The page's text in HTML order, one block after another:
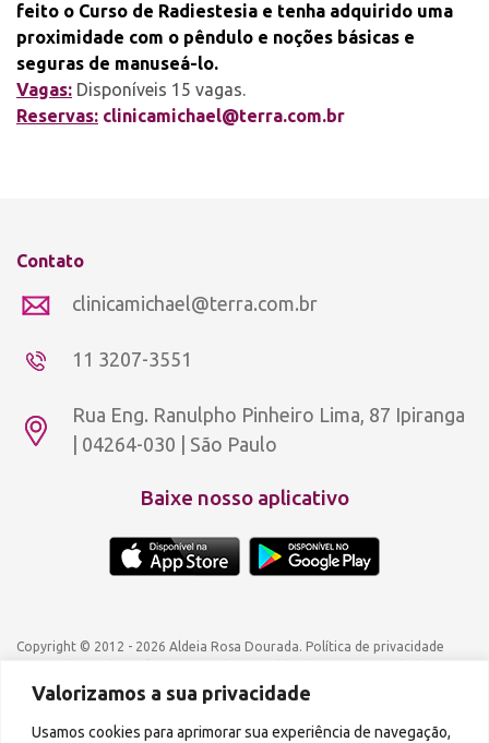
Valorizamos a sua privacidade
Usamos cookies para aprimorar sua experiência de navegação,
feito o Curso de Radiestesia e tenha adquirido uma
proximidade com o pêndulo e noções básicas e
seguras de manuseá-lo.
Vagas: Disponíveis 15 vagas.
Reservas: clinicamichael@terra.com.br
Contato
clinicamichael@terra.com.br
11 3207-3551
Rua Eng. Ranulpho Pinheiro Lima, 87 Ipiranga
| 04264-030 | São Paulo
Baixe nosso aplicativo
Copyright © 2012 - 2026 Aldeia Rosa Dourada. Política de privacidade